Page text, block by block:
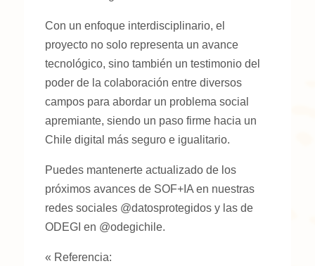
Con un enfoque interdisciplinario, el
proyecto no solo representa un avance
tecnológico, sino también un testimonio del
poder de la colaboración entre diversos
campos para abordar un problema social
apremiante, siendo un paso firme hacia un
Chile digital más seguro e igualitario.
Puedes mantenerte actualizado de los
próximos avances de SOF+IA en nuestras
redes sociales @datosprotegidos y las de
ODEGI en @odegichile.
« Referencia: